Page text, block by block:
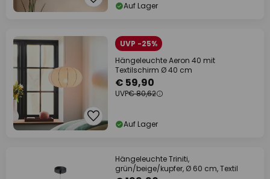
Auf Lager
UVP -25%
Hängeleuchte Aeron 40 mit
Textilschirm Ø 40 cm
€ 59,90
UVP€ 80,62
Auf Lager
Hängeleuchte Triniti,
grün/beige/kupfer, Ø 60 cm, Textil